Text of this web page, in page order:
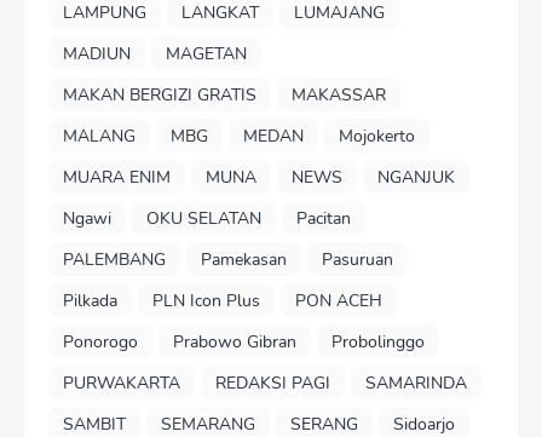
LAMPUNG
LANGKAT
LUMAJANG
MADIUN
MAGETAN
MAKAN BERGIZI GRATIS
MAKASSAR
MALANG
MBG MEDAN
Mojokerto
MUARA ENIM
MUNA NEWS
NGANJUK
Ngawi
OKU SELATAN
Pacitan
PALEMBANG
Pamekasan
Pasuruan
Pilkada
PLN Icon Plus
PON ACEH
Ponorogo
Prabowo Gibran
Probolinggo
PURWAKARTA
REDAKSI PAGI
SAMARINDA
SAMBIT
SEMARANG SERANG
Sidoarjo